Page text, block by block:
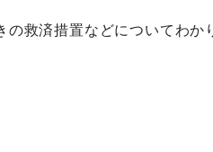
救済措置などについてわか